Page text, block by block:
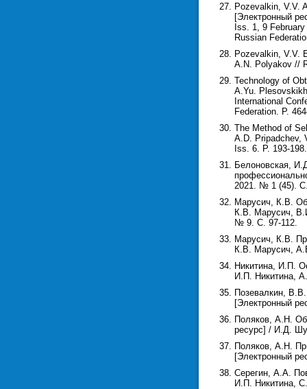
Pozevalkin, V.V.
[Электронный
Iss. 1, 9
Russian
Pozevalkin, V.V.
A.N. Polyakov //
Technology of
A.Yu.
International
Federation. P.
The Method of
A.D. Pripadchev,
Iss. 6. P. 193-198.
Белоновская,
2021. № 1 (45).
Марусич, К.В.
К.В. Марусич,
№ 9. С. 97-112.
Марусич, К.В.
К.В. Марусич,
Никитина, И.П.
И.П. Никитина,
Позевалкин,
[Электронный
Поляков, А.Н.
ресурс] / И.Д.
Поляков, А.Н.
[Электронный
Серегин, А.А.
И.П. Никитина,